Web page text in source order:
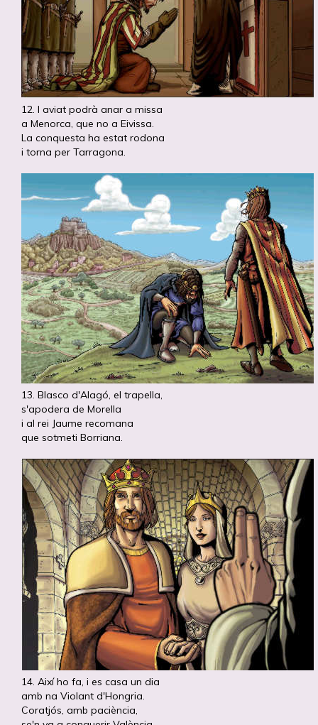
12. I aviat podrà anar a missa
a Menorca, que no a Eivissa.
La conquesta ha estat rodona
i torna per Tarragona.
13. Blasco d'Alagó, el trapella,
s'apodera de Morella
i al rei Jaume recomana
que sotmeti Borriana.
14. Així ho fa, i es casa un dia
amb na Violant d'Hongria.
Coratjós, amb paciència,